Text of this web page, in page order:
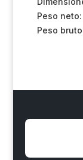
Peso
Peso